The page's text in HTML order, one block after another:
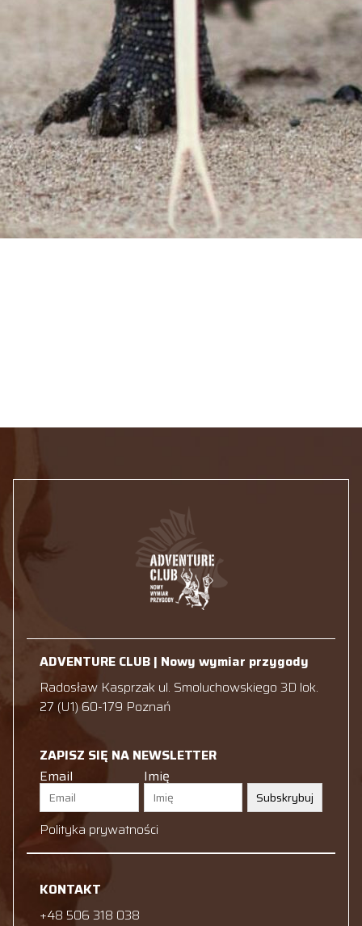
ADVENTURE CLUB | Nowy wymiar przygody
Radosław Kasprzak ul. Smoluchowskiego 3D lok.
27 (U1) 60-179 Poznań
ZAPISZ SIĘ NA NEWSLETTER
Email
Imię
Subskrybuj
Polityka prywatności
KONTAKT
+48 506 318 038